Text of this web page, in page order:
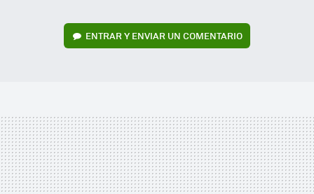
ENTRAR Y ENVIAR UN COMENTARIO